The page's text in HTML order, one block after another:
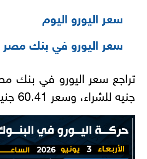
سعر اليورو اليوم
سعر اليورو في بنك مصر
جنيه للشراء، وسعر 60.41 جنيه للبيع